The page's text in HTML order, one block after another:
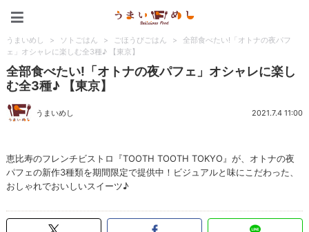
うまいめし > ソトごはん > ごほうびごはん >
全部食べたい!「オトナの夜パフ
ェ」オシャレに楽しむ全3種♪ 【東京】
全部食べたい!「オトナの夜パフェ」オシャレに楽し
む全3種♪ 【東京】
うまいめし 2021.7.4 11:00
恵比寿のフレンチビストロ『TOOTH TOOTH TOKYO』が、オトナの夜
パフェの新作3種類を期間限定で提供中！ビジュアルと味にこだわった、
おしゃれでおいしいスイーツ♪